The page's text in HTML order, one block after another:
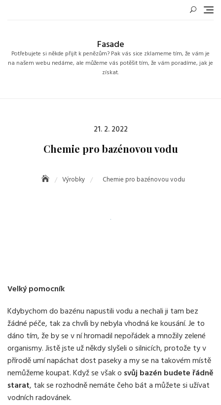
Fasade
Potřebujete si někde přijít k penězům? Pak vás sice zklameme tím, že vám je
na našem webu nedáme, ale můžeme vás potěšit tím, že vám poradíme, jak je
získat.
Posted
21. 2. 2022
Chemie pro bazénovou vodu
Výrobky Chemie pro bazénovou vodu
Velký pomocník
Kdybychom do bazénu napustili vodu a nechali ji tam bez
žádné péče, tak za chvíli by nebyla vhodná ke kousání. Je to
dáno tím, že by se v ní hromadil nepořádek a množily zelené
organismy. Jistě jste už někdy slyšeli o silnicích, protože ty v
přírodě umí napáchat dost paseky a my se na takovém místě
nemůžeme koupat. Když se však o svůj bazén budete řádně
starat, tak se rozhodně nemáte čeho bát a můžete si užívat
vodních radovánek.